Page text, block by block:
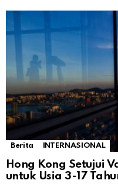
Berita INTERNASIONAL
Hong Kong Setujui
untuk Usia 3-17